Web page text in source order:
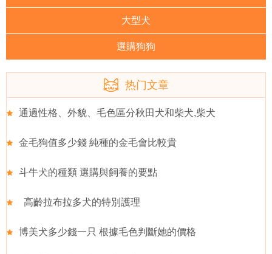
大型犬
選購狗狗
热门文章
通過性格、外貌、毛色區分秋田犬和柴犬,柴犬
金毛狗值多少錢 純種的金毛會比較貴
斗牛犬的種類 選購與飼養的要點
高齡拉布拉多犬的特別護理
博美犬多少錢一只 根據毛色判斷她的價格